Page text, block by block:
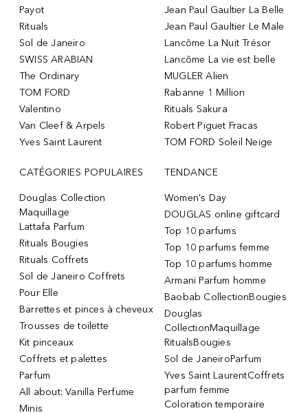
Payot
Rituals
Sol de Janeiro
SWISS ARABIAN
The Ordinary
TOM FORD
Valentino
Van Cleef & Arpels
Yves Saint Laurent
Jean Paul Gaultier La Belle
Jean Paul Gaultier Le Male
Lancôme La Nuit Trésor
Lancôme La vie est belle
MUGLER Alien
Rabanne 1 Million
Rituals Sakura
Robert Piguet Fracas
TOM FORD Soleil Neige
CATÉGORIES POPULAIRES
Douglas Collection
Maquillage
Lattafa Parfum
Rituals Bougies
Rituals Coffrets
Sol de Janeiro Coffrets
Pour Elle
Barrettes et pinces à cheveux
Trousses de toilette
Kit pinceaux
Coffrets et palettes
Parfum
All about: Vanilla Perfume
Minis
TENDANCE
Women's Day
DOUGLAS online giftcard
Top 10 parfums
Top 10 parfums femme
Top 10 parfums homme
Armani Parfum homme
Baobab CollectionBougies
Douglas
CollectionMaquillage
RitualsBougies
Sol de JaneiroParfum
Yves Saint LaurentCoffrets
parfum femme
Coloration temporaire